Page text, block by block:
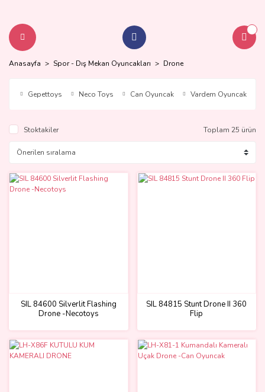
Anasayfa Spor - Dış Mekan Oyuncakları Drone
Gepettoys Neco Toys Can Oyuncak Vardem Oyuncak
Stoktakiler Toplam 25 ürün
SIL 84600 Silverlit Flashing
Drone -Necotoys
SIL 84815 Stunt Drone II 360
Flip